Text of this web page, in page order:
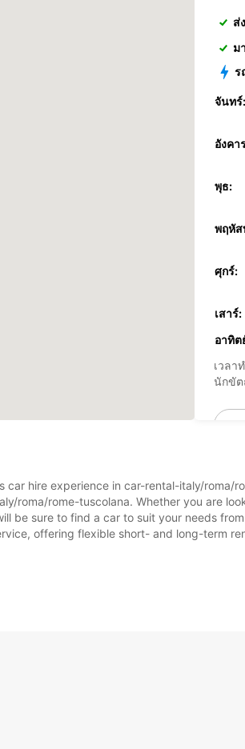
ส่
ม
ร
จันทร์:
อังคา
พุธ:
พฤหั
ศุกร์:
เสาร์:
อาทิต
เวลา
นักขัต
car hire experience in car-rental-italy/
roma/rome-tuscolana. Whether you are
be sure to find a car to suit your needs
offering flexible short- and long-term